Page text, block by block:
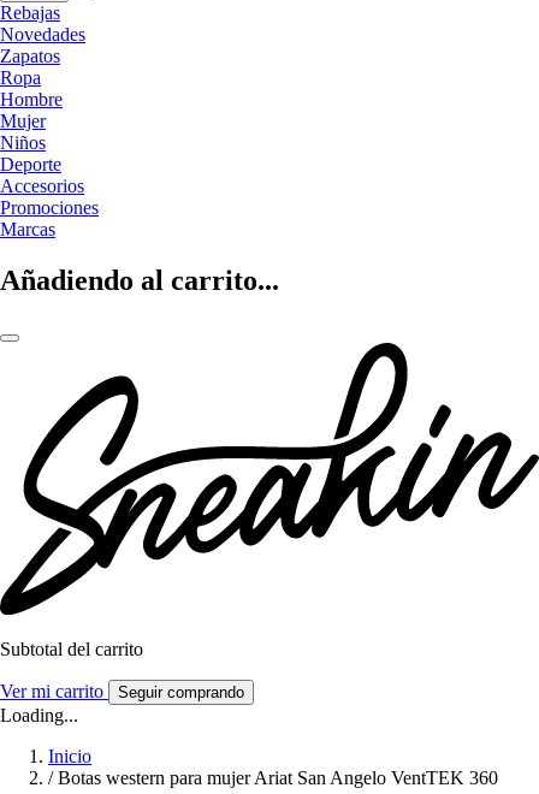
Rebajas
Novedades
Zapatos
Ropa
Hombre
Mujer
Niños
Deporte
Accesorios
Promociones
Marcas
Añadiendo al carrito...
Subtotal del carrito
Ver mi carrito Seguir comprando
Loading...
Inicio
/ Botas western para mujer Ariat San Angelo VentTEK 360